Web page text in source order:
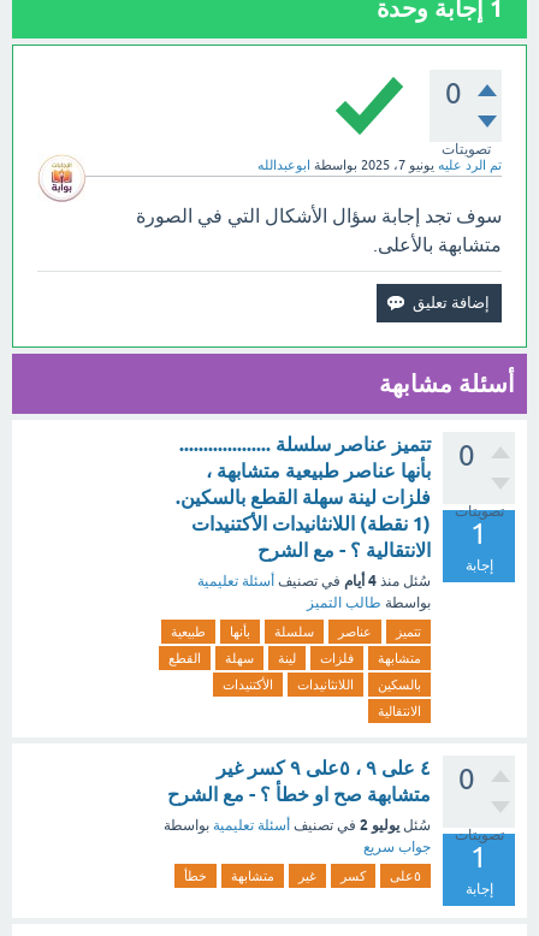
1 إجابة وحدة
0
تصويتات
تم الرد عليه يونيو 7، 2025 بواسطة ابوعبدالله
سوف تجد إجابة سؤال الأشكال التي في الصورة
متشابهة بالأعلى.
أسئلة مشابهة
0
تصويتات
1
إجابة
تتميز عناصر سلسلة ...................
بأنها عناصر طبيعية متشابهة ،
فلزات لينة سهلة القطع بالسكين.
(1 نقطة) اللانثانيدات الأكتنيدات
الانتقالية ؟ - مع الشرح
سُئل منذ 4 أيام في تصنيف أسئلة تعليمية
بواسطة طالب التميز
تتميز عناصر سلسلة بأنها
طبيعية
متشابهة
فلزات لينة سهلة
القطع
بالسكين
اللانثانيدات
الأكتنيدات
الانتقالية
0
تصويتات
1
إجابة
٤ على ٩ ، ٥على ٩ ‏كسر غير
متشابهة صح او خطأ ؟ - مع الشرح
سُئل يوليو 2 في تصنيف أسئلة تعليمية بواسطة
جواب سريع
٥على كسر غير متشابهة خطأ